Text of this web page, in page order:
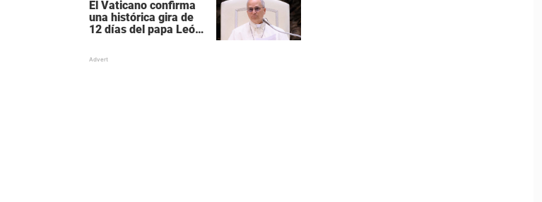
El Vaticano confirma
una histórica gira de
12 días del papa León